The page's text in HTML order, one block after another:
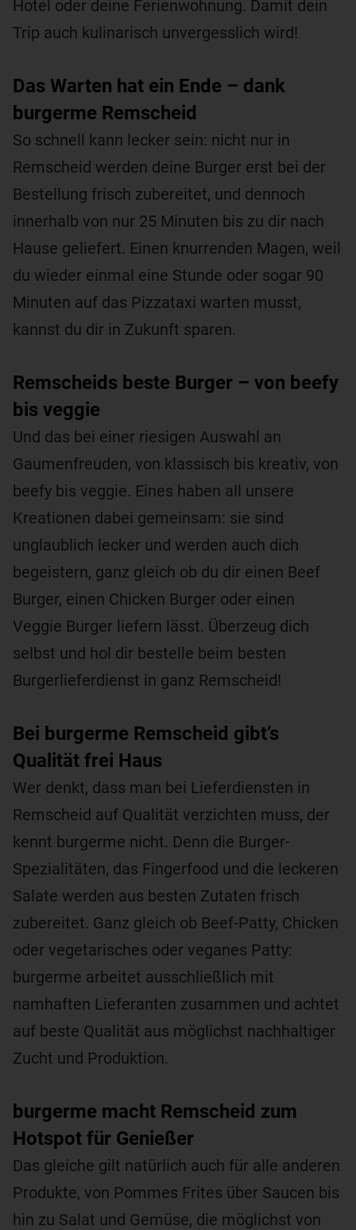
Hotel oder deine Ferienwohnung. Damit dein
Trip auch kulinarisch unvergesslich wird!
Das Warten hat ein Ende – dank
burgerme Remscheid
So schnell kann lecker sein: nicht nur in
Remscheid werden deine Burger erst bei der
Bestellung frisch zubereitet, und dennoch
innerhalb von nur 25 Minuten bis zu dir nach
Hause geliefert. Einen knurrenden Magen, weil
du wieder einmal eine Stunde oder sogar 90
Minuten auf das Pizzataxi warten musst,
kannst du dir in Zukunft sparen.
Remscheids beste Burger – von beefy
bis veggie
Und das bei einer riesigen Auswahl an
Gaumenfreuden, von klassisch bis kreativ, von
beefy bis veggie. Eines haben all unsere
Kreationen dabei gemeinsam: sie sind
unglaublich lecker und werden auch dich
begeistern, ganz gleich ob du dir einen Beef
Burger, einen Chicken Burger oder einen
Veggie Burger liefern lässt. Überzeug dich
selbst und hol dir bestelle beim besten
Burgerlieferdienst in ganz Remscheid!
Bei burgerme Remscheid gibt’s
Qualität frei Haus
Wer denkt, dass man bei Lieferdiensten in
Remscheid auf Qualität verzichten muss, der
kennt burgerme nicht. Denn die Burger-
Spezialitäten, das Fingerfood und die leckeren
Salate werden aus besten Zutaten frisch
zubereitet. Ganz gleich ob Beef-Patty, Chicken
oder vegetarisches oder veganes Patty:
burgerme arbeitet ausschließlich mit
namhaften Lieferanten zusammen und achtet
auf beste Qualität aus möglichst nachhaltiger
Zucht und Produktion.
burgerme macht Remscheid zum
Hotspot für Genießer
Das gleiche gilt natürlich auch für alle anderen
Produkte, von Pommes Frites über Saucen bis
hin zu Salat und Gemüse, die möglichst von